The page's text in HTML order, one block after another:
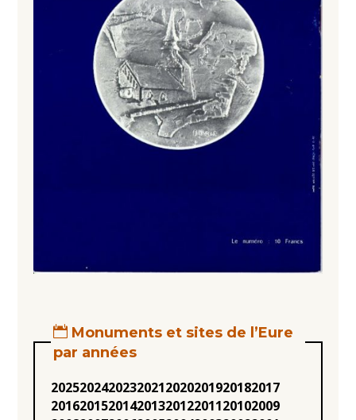
Monuments et sites de l’Eure
par années
20252024202320212020201920182017
20162015201420132012201120102009